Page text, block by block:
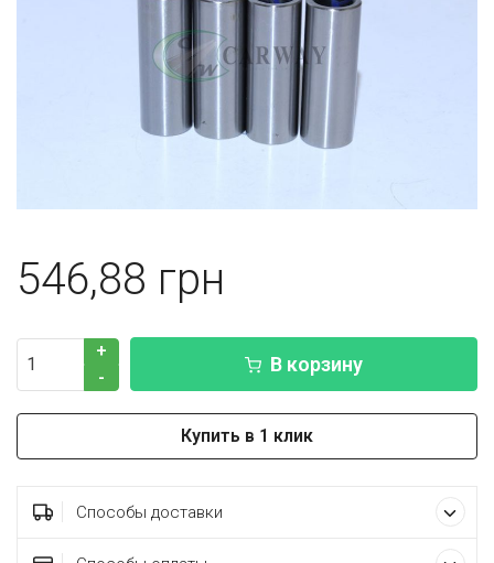
546,88
+
-
В корзину
Купить в 1 клик
Способы доставки